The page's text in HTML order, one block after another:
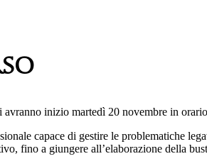
inizio martedì 20 novembre in
capace di gestire le problematiche
fino a giungere all’elaborazione della